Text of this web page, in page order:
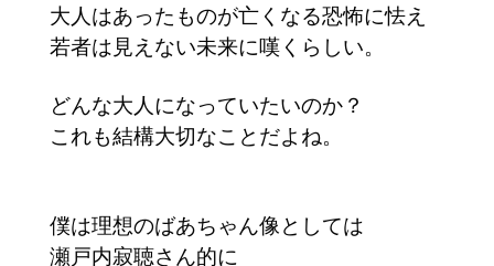
大人はあったものが亡くなる恐怖に怯え
若者は見えない未来に嘆くらしい。
どんな大人になっていたいのか？
これも結構大切なことだよね。
僕は理想のばあちゃん像としては
瀬戸内寂聴さん的に